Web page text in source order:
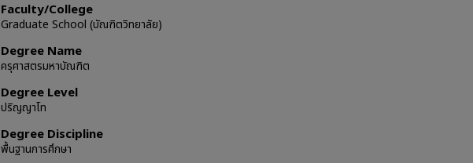
Faculty/College
Graduate School (บัณฑิตวิทยาลัย)
Degree Name
ครุศาสตรมหาบัณฑิต
Degree Level
ปริญญาโท
Degree Discipline
พื้นฐานการศึกษา